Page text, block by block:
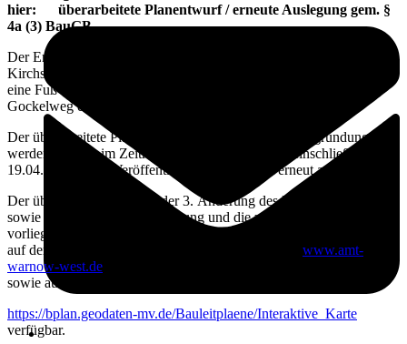
hier: überarbeitete Planentwurf / erneute Auslegung gem. §
4a (3) BauGB
Der Entwurf der 3. Änderung des Bebauungsplans Nr. 18 „Am
Kirchstieg“ wurde nach der öffentlichen Auslegung (01/2022) um
eine Fuß-/Radwegeführung von der Straße Am Erlenteich zum
Gockelweg ergänzt.
Der überarbeitete Planentwurf und die zugehörige Begründung
werden deshalb im Zeitraum vom 04.04.2022 bis einschließlich zum
19.04.2022 durch Veröffentlichung im Internet erneut ausgelegt.
Der überarbeitete Entwurf der 3. Änderung des Bebauungsplans
sowie die zugehörige Begründung und die zu der Entwurfsänderung
vorliegenden Umweltinformationen sind dazu in dem o.g. Zeitraum
auf der Internetseite der Amtes Warnow West unter www.amt-
warnow-west.de
sowie auf dem Internetportal des Landes M-V unter
https://bplan.geodaten-mv.de/Bauleitplaene/Interaktive_Karte
verfügbar.